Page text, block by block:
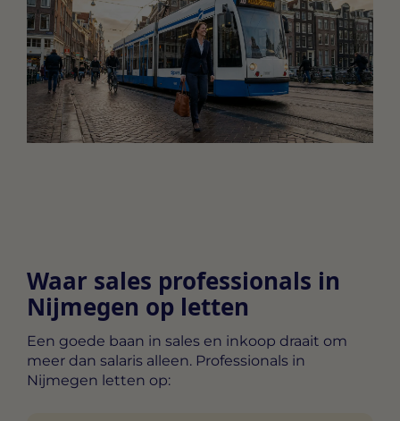
Waar sales professionals in
Nijmegen op letten
Een goede baan in sales en inkoop draait om
meer dan salaris alleen. Professionals in
Nijmegen letten op: